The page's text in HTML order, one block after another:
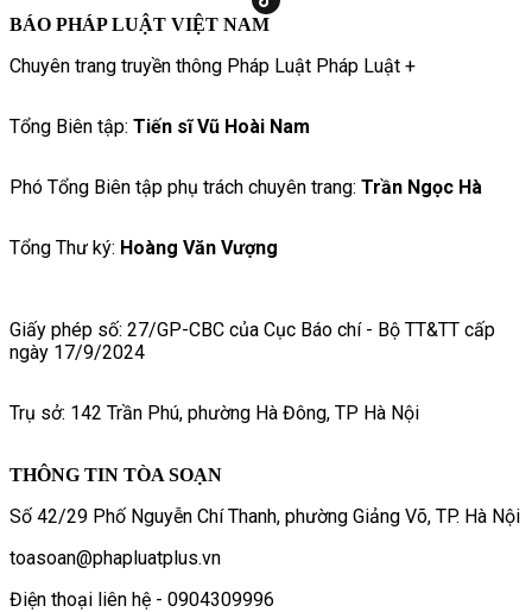
BÁO PHÁP LUẬT VIỆT NAM
Chuyên trang truyền thông Pháp Luật Pháp Luật +
Tổng Biên tập: Tiến sĩ Vũ Hoài Nam
Phó Tổng Biên tập phụ trách chuyên trang: Trần Ngọc Hà
Tổng Thư ký: Hoàng Văn Vượng
Giấy phép số: 27/GP-CBC của Cục Báo chí - Bộ TT&TT cấp
ngày 17/9/2024
Trụ sở: 142 Trần Phú, phường Hà Đông, TP Hà Nội
THÔNG TIN TÒA SOẠN
Số 42/29 Phố Nguyễn Chí Thanh, phường Giảng Võ, TP. Hà Nội
toasoan@phapluatplus.vn
Điện thoại liên hệ - 0904309996